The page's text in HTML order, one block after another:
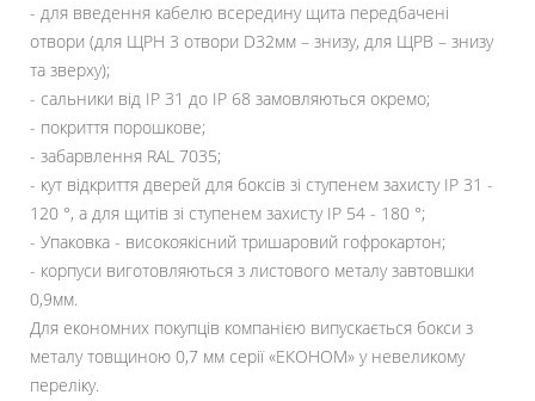
- для введення кабелю всередину щита передбачені
отвори (для ЩРН 3 отвори D32мм – знизу, для ЩРВ – знизу
та зверху);
- сальники від IP 31 до IP 68 замовляються окремо;
- покриття порошкове;
- забарвлення RAL 7035;
- кут відкриття дверей для боксів зі ступенем захисту IP 31 -
120 °, а для щитів зі ступенем захисту IP 54 - 180 °;
- Упаковка - високоякісний тришаровий гофрокартон;
- корпуси виготовляються з листового металу завтовшки
0,9мм.
Для економних покупців компанією випускається бокси з
металу товщиною 0,7 мм серії «ЕКОНОМ» у невеликому
переліку.